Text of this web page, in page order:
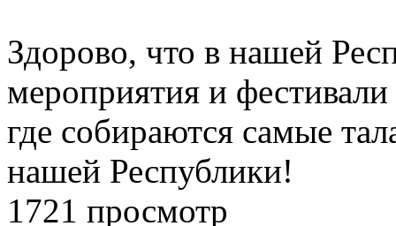
Здорово, что в нашей
мероприятия и
где собираются самые
нашей Республики!
1721 просмотр